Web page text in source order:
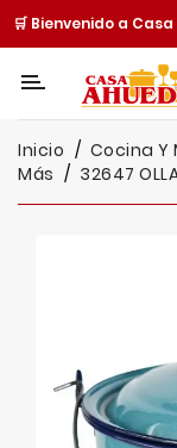
🛒 Bienvenido a
Categoría
Cocina
Y
Mesa
Juguetería
Ofertas
Inicio Cocina Y
Más
32647